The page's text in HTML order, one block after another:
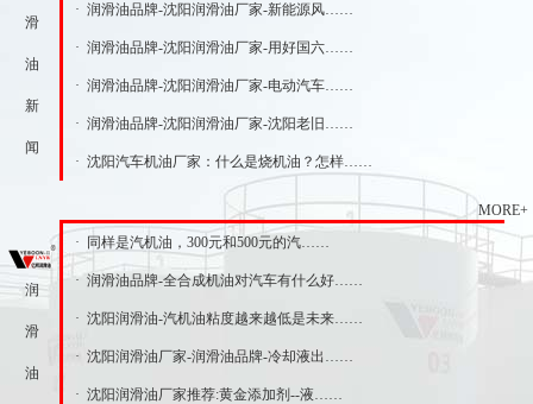
滑
油
新
闻
· 润滑油品牌-沈阳润滑油厂家-新能源风……
· 润滑油品牌-沈阳润滑油厂家-用好国六……
· 润滑油品牌-沈阳润滑油厂家-电动汽车……
· 润滑油品牌-沈阳润滑油厂家-沈阳老旧……
· 沈阳汽车机油厂家：什么是烧机油？怎样……
MORE+
润
滑
油
· 同样是汽机油，300元和500元的汽……
· 润滑油品牌-全合成机油对汽车有什么好……
· 沈阳润滑油-汽机油粘度越来越低是未来……
· 沈阳润滑油厂家-润滑油品牌-冷却液出……
· 沈阳润滑油厂家推荐:黄金添加剂--液……